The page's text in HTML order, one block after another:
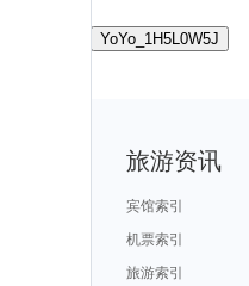
YoYo_1H5L0W5J
旅游资讯
宾馆索引
机票索引
旅游索引